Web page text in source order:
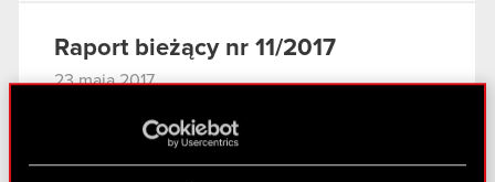
Raport bieżący nr 11/2017
23 maja 2017
Temat: Powołanie członków Zarządu spółki na
nową kadencję Podstawa prawna: Art. 56 ust. 1